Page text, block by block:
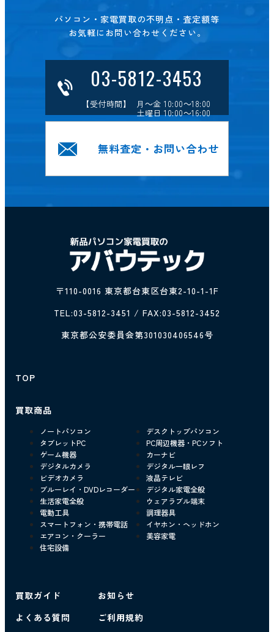
パソコン・家電買取の不明点・査定額等
お気軽にお問い合わせください。
03-5812-3453
【受付時間】 月～金 10:00～18:00
土曜日 10:00～16:00
無料査定・お問い合わせ
〒110-0016 東京都台東区台東2-10-1-1F
TEL:03-5812-3451 / FAX:03-5812-3452
東京都公安委員会第301030406546号
TOP
買取商品
ノートパソコン
デスクトップパソコン
タブレットPC
PC周辺機器・PCソフト
ゲーム機器
カーナビ
デジタルカメラ
デジタル一眼レフ
ビデオカメラ
液晶テレビ
ブルーレイ・DVDレコーダー
デジタル家電全般
生活家電全般
ウェアラブル端末
電動工具
調理器具
スマートフォン・携帯電話
イヤホン・ヘッドホン
エアコン・クーラー
美容家電
住宅設備
買取ガイド
よくある質問
お知らせ
ご利用規約